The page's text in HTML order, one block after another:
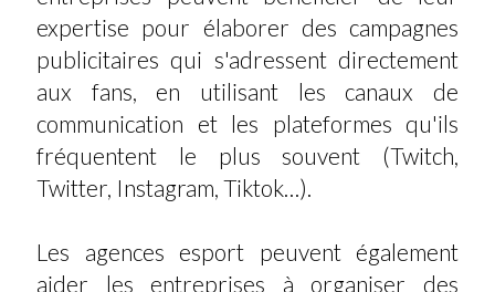
expertise pour élaborer des campagnes
publicitaires qui s'adressent directement
aux fans, en utilisant les canaux de
communication et les plateformes qu'ils
fréquentent le plus souvent (Twitch,
Twitter, Instagram, Tiktok…).
Les agences esport peuvent également
aider les entreprises à organiser des